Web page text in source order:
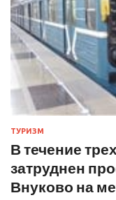
ТУРИЗМ
В течение
затруднен
Внуково на